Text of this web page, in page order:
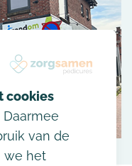
van de
we het